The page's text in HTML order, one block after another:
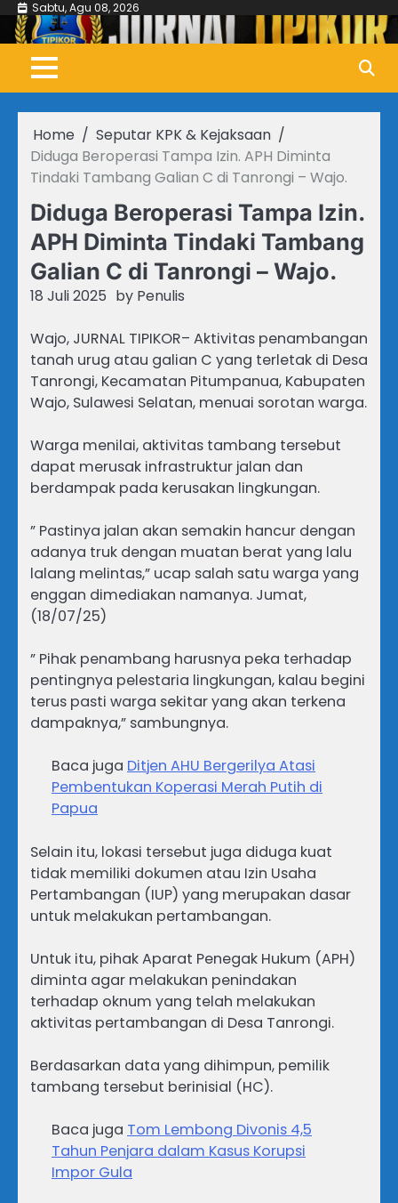
Skip
content
Sabtu, Agu 08, 2026
Home
Seputar KPK & Kejaksaan
Diduga Beroperasi Tampa Izin. APH Diminta
Tindaki Tambang Galian C di Tanrongi – Wajo.
Diduga Beroperasi Tampa Izin.
APH Diminta Tindaki Tambang
Galian C di Tanrongi – Wajo.
18 Juli 2025 by Penulis
Wajo, JURNAL TIPIKOR– Aktivitas penambangan
tanah urug atau galian C yang terletak di Desa
Tanrongi, Kecamatan Pitumpanua, Kabupaten
Wajo, Sulawesi Selatan, menuai sorotan warga.
Warga menilai, aktivitas tambang tersebut
dapat merusak infrastruktur jalan dan
berdampak pada kerusakan lingkungan.
” Pastinya jalan akan semakin hancur dengan
adanya truk dengan muatan berat yang lalu
lalang melintas,” ucap salah satu warga yang
enggan dimediakan namanya. Jumat,
(18/07/25)
” Pihak penambang harusnya peka terhadap
pentingnya pelestaria lingkungan, kalau begini
terus pasti warga sekitar yang akan terkena
dampaknya,” sambungnya.
Baca juga Ditjen AHU Bergerilya Atasi
Pembentukan Koperasi Merah Putih di
Papua
Selain itu, lokasi tersebut juga diduga kuat
tidak memiliki dokumen atau Izin Usaha
Pertambangan (IUP) yang merupakan dasar
untuk melakukan pertambangan.
Untuk itu, pihak Aparat Penegak Hukum (APH)
diminta agar melakukan penindakan
terhadap oknum yang telah melakukan
aktivitas pertambangan di Desa Tanrongi.
Berdasarkan data yang dihimpun, pemilik
tambang tersebut berinisial (HC).
Baca juga Tom Lembong Divonis 4,5
Tahun Penjara dalam Kasus Korupsi
Impor Gula